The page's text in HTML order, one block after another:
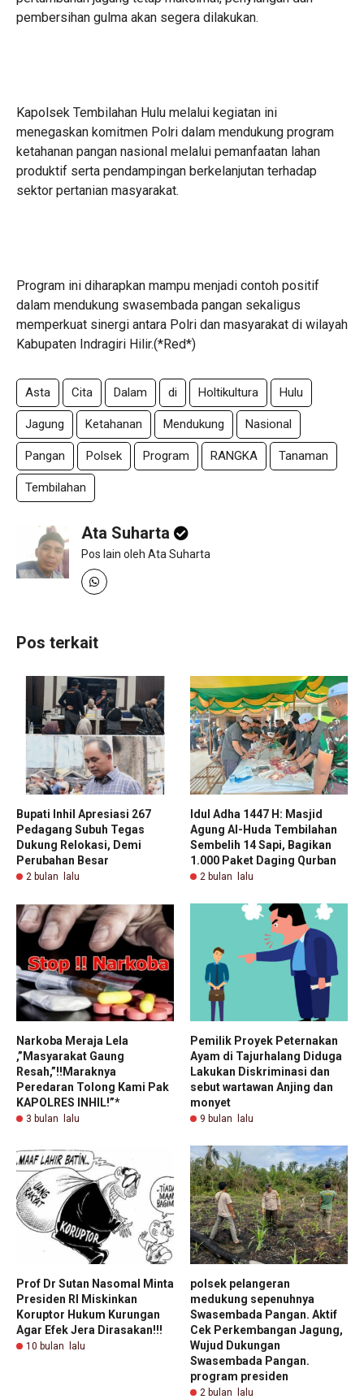
pembersihan gulma akan segera dilakukan.
Kapolsek Tembilahan Hulu melalui kegiatan ini
menegaskan komitmen Polri dalam mendukung program
ketahanan pangan nasional melalui pemanfaatan lahan
produktif serta pendampingan berkelanjutan terhadap
sektor pertanian masyarakat.
Program ini diharapkan mampu menjadi contoh positif
dalam mendukung swasembada pangan sekaligus
memperkuat sinergi antara Polri dan masyarakat di wilayah
Kabupaten Indragiri Hilir.(*Red*)
Asta Cita Dalam di Holtikultura Hulu
Jagung Ketahanan Mendukung Nasional
Pangan Polsek Program RANGKA Tanaman
Tembilahan
Ata Suharta
Pos lain oleh Ata Suharta
Pos terkait
Bupati Inhil Apresiasi 267
Pedagang Subuh Tegas
Dukung Relokasi, Demi
Perubahan Besar
2 bulan lalu
Idul Adha 1447 H: Masjid
Agung Al-Huda Tembilahan
Sembelih 14 Sapi, Bagikan
1.000 Paket Daging Qurban
2 bulan lalu
Narkoba Meraja Lela
,”Masyarakat Gaung
Resah,”!!Maraknya
Peredaran Tolong Kami Pak
KAPOLRES INHIL!”*
3 bulan lalu
Pemilik Proyek Peternakan
Ayam di Tajurhalang Diduga
Lakukan Diskriminasi dan
sebut wartawan Anjing dan
monyet
9 bulan lalu
Prof Dr Sutan Nasomal Minta
Presiden RI Miskinkan
Koruptor Hukum Kurungan
Agar Efek Jera Dirasakan!!!
10 bulan lalu
polsek pelangeran
medukung sepenuhnya
Swasembada Pangan. Aktif
Cek Perkembangan Jagung,
Wujud Dukungan
Swasembada Pangan.
program presiden
2 bulan lalu